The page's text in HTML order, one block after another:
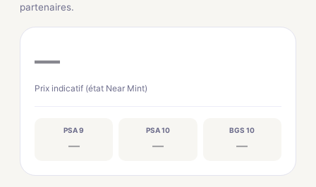
partenaires.
—
Prix indicatif (état Near Mint)
PSA 9
—
PSA 10
—
BGS 10
—